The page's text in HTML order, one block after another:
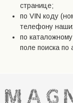
странице;
по VIN коду
телефону
по
поле поиска по